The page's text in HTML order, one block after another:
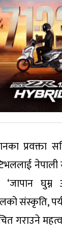
प्रवक्ता
नेपाली
घुम्न
संस्कृति,
गराउने